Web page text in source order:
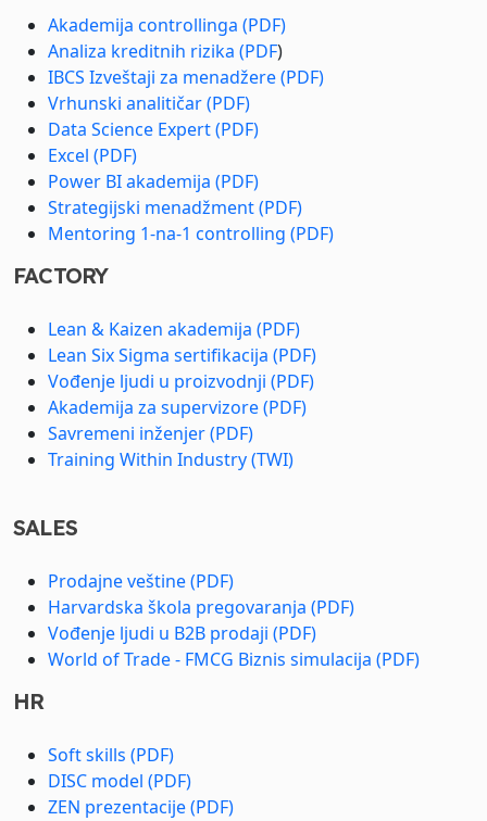
Akademija controllinga (PDF)
Analiza kreditnih rizika (PDF)
IBCS Izveštaji za menadžere (PDF)
Vrhunski analitičar (PDF)
Data Science Expert (PDF)
Excel (PDF)
Power BI akademija (PDF)
Strategijski menadžment (PDF)
Mentoring 1-na-1 controlling (PDF)
FACTORY
Lean & Kaizen akademija (PDF)
Lean Six Sigma sertifikacija (PDF)
Vođenje ljudi u proizvodnji (PDF)
Akademija za supervizore (PDF)
Savremeni inženjer (PDF)
Training Within Industry (TWI)
SALES
Prodajne veštine (PDF)
Harvardska škola pregovaranja (PDF)
Vođenje ljudi u B2B prodaji (PDF)
World of Trade - FMCG Biznis simulacija (PDF)
HR
Soft skills (PDF)
DISC model (PDF)
ZEN prezentacije (PDF)